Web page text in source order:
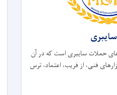
حملات سایبری است که در آن
فنی، از فریب، اعتماد، ترس